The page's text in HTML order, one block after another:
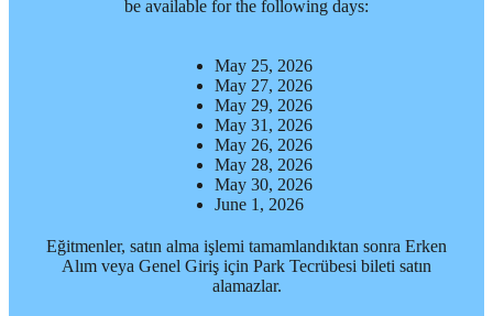
be available for the following days:
May 25, 2026
May 27, 2026
May 29, 2026
May 31, 2026
May 26, 2026
May 28, 2026
May 30, 2026
June 1, 2026
Eğitmenler, satın alma işlemi tamamlandıktan sonra Erken
Alım veya Genel Giriş için Park Tecrübesi bileti satın
alamazlar.